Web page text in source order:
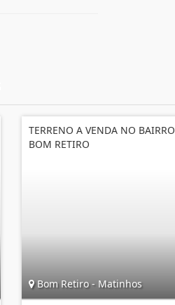
TERRENO A VENDA NO BAIRRO
BOM RETIRO
Bom Retiro - Matinhos